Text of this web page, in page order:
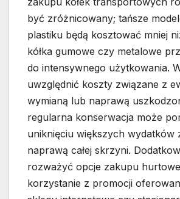
być zróżnicowany; tańsze
plastiku będą kosztować mniej
kółka gumowe czy metalowe
do intensywnego użytkowania.
uwzględnić koszty związane z
wymianą lub naprawą
regularna konserwacja może
uniknięciu większych wydatków
naprawą całej skrzyni.
rozważyć opcje zakupu
korzystanie z promocji